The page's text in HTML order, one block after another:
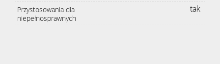
Przystosowania dla
niepełnosprawnych
tak